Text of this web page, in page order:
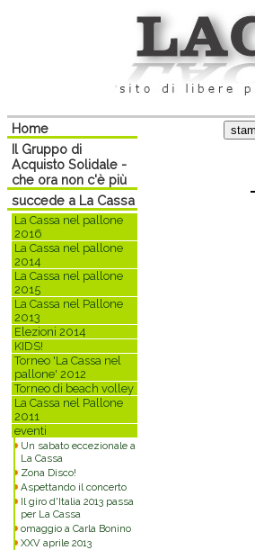
Home
Il Gruppo di
Acquisto Solidale -
che ora non c'è più
succede a La Cassa
La Cassa nel pallone
2016
La Cassa nel pallone
2014
La Cassa nel pallone
2015
La Cassa nel Pallone
2013
Elezioni 2014
KIDS!
Torneo 'La Cassa nel
pallone' 2012
Torneo di beach volley
La Cassa nel Pallone
2011
eventi
Un sabato eccezionale a
La Cassa
Zona Disco!
Aspettando il concerto
Il giro d'Italia 2013 passa
per La Cassa
omaggio a Carla Bonino
XXV aprile 2013